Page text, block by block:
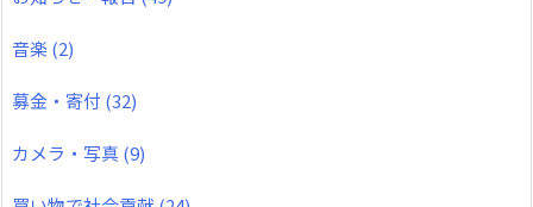
音楽(2)
募金・寄付 (32)
カメラ・写真(9)